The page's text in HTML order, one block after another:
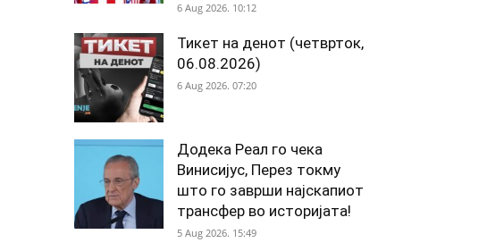
6 Aug 2026. 10:12
Тикет на денот (четврток,
06.08.2026)
6 Aug 2026. 07:20
Додека Реал го чека
Винисијус, Перез токму
што го заврши најскапиот
трансфер во историјата!
5 Aug 2026. 15:49